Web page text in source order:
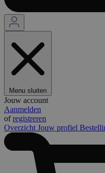
Menu sluiten
Jouw account
Aanmelden
ofregistreren
Overzicht Jouw profiel